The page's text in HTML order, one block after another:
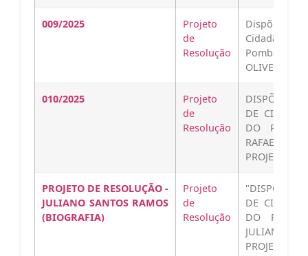
009/2025
Projeto
de
Resolução
Dispõe
Cidadão
Pombal a
OLIVEIRA
010/2025
Projeto
de
Resolução
DISPÕE
DE
DO
RAFAEL
PROJETO
PROJETO DE RESOLUÇÃO -
JULIANO SANTOS RAMOS
(BIOGRAFIA)
Projeto
de
Resolução
"DISPÕE
DE
DO
JULIANO
PROJETO…